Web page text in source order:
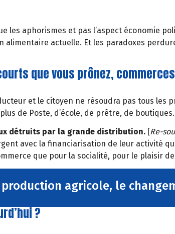
les aphorismes et pas l’aspect économie
alimentaire actuelle. Et les paradoxes
que vous prônez,
et le citoyen ne résoudra pas tous les
de Poste, d’école, de prêtre, de
détruits par la grande distribution. [Re-
avec la financiarisation de leur activité
que pour la socialité, pour le plaisir
production agricole, le
?